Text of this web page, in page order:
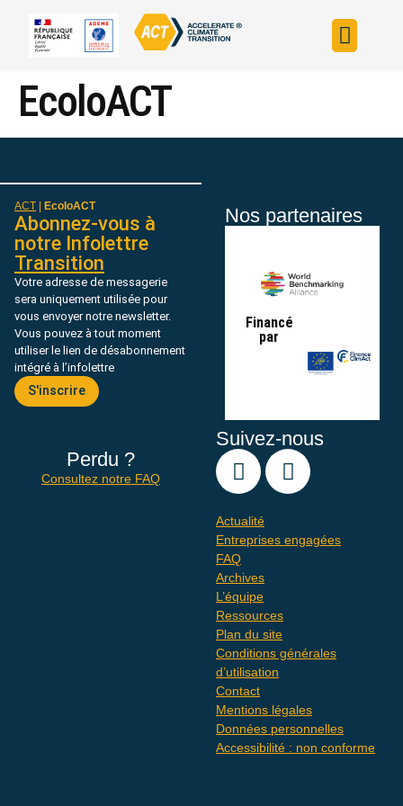
EcoloACT
ACT EcoloACT
Abonnez-vous à
notre Infolettre
Transition
Votre adresse de messagerie
sera uniquement utilisée pour
vous envoyer notre newsletter.
Vous pouvez à tout moment
utiliser le lien de désabonnement
intégré à l’infolettre
S'inscrire
Perdu ?
Consultez notre FAQ
Nos partenaires
Financé
par
Suivez-nous
Actualité
Entreprises engagées
FAQ
Archives
L’équipe
Ressources
Plan du site
Conditions générales
d’utilisation
Contact
Mentions légales
Données personnelles
Accessibilité : non conforme